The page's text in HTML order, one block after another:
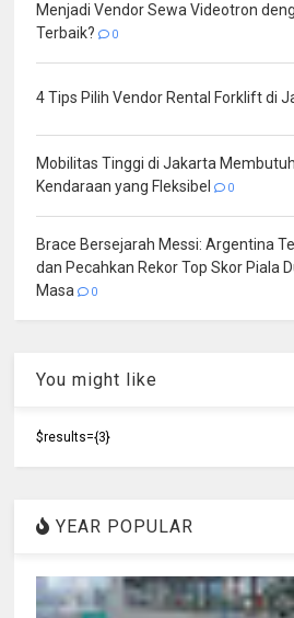
Menjadi Vendor Sewa Videotron
Terbaik?
0
4 Tips Pilih Vendor Rental Forklift di
Mobilitas Tinggi di Jakarta
Kendaraan yang Fleksibel
0
Brace Bersejarah Messi: Argentina
dan Pecahkan Rekor Top Skor Piala
Masa
0
You might like
$results={3}
YEAR POPULAR